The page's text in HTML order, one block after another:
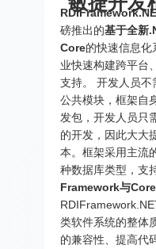
磅推出的基于全新
Core的快速信息化
业快速构建跨平台
支持。 开发人员不
公共模块，框架自
发包，开发人员只
的开发，因此大大
本。框架采用主流
种数据库类型，支
Framework与
类软件系统的整体
的兼容性、提高代